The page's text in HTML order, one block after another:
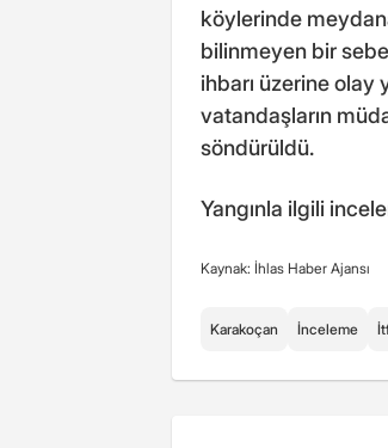
köylerinde
bilinmeyen bir
ihbarı üzerine
vatandaşların
söndürüldü.
Yangınla ilgili
Kaynak: İhlas Haber Ajansı
Karakoçan İnceleme